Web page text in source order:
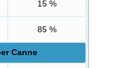
15 %
85 %
Canne